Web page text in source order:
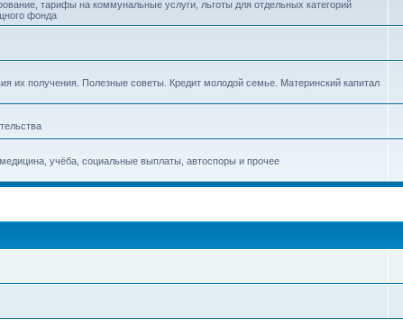
тарифы на коммунальные услуги, льготы для отдельных категорий
фонда
их получения. Полезные советы. Кредит молодой семье. Материнский капитал
учёба, социальные выплаты, автоспоры и прочее